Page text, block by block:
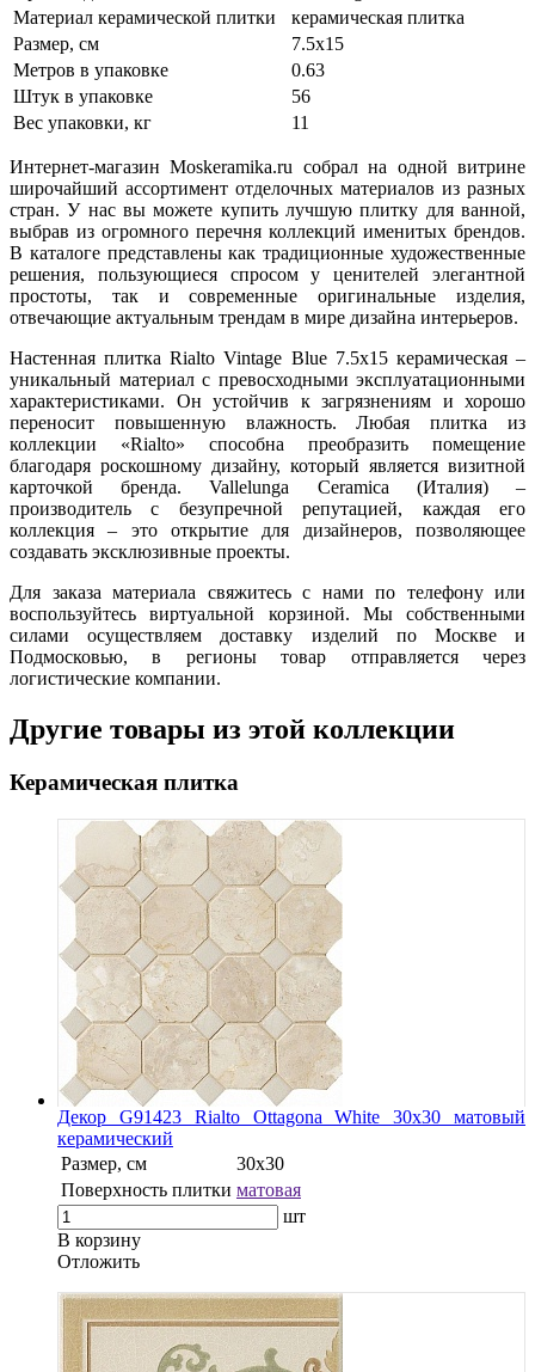
Материал керамической плитки
керамическая плитка
Размер, см
7.5x15
Метров в упаковке
0.63
Штук в упаковке
56
Вес упаковки, кг
11
Интернет-магазин Moskeramika.ru собрал на одной витрине
широчайший ассортимент отделочных материалов из разных
стран. У нас вы можете купить лучшую плитку для ванной,
выбрав из огромного перечня коллекций именитых брендов.
В каталоге представлены как традиционные художественные
решения, пользующиеся спросом у ценителей элегантной
простоты, так и современные оригинальные изделия,
отвечающие актуальным трендам в мире дизайна интерьеров.
Настенная плитка Rialto Vintage Blue 7.5x15 керамическая –
уникальный материал с превосходными эксплуатационными
характеристиками. Он устойчив к загрязнениям и хорошо
переносит повышенную влажность. Любая плитка из
коллекции «Rialto» способна преобразить помещение
благодаря роскошному дизайну, который является визитной
карточкой бренда. Vallelunga Ceramica (Италия) –
производитель с безупречной репутацией, каждая его
коллекция – это открытие для дизайнеров, позволяющее
создавать эксклюзивные проекты.
Для заказа материала свяжитесь с нами по телефону или
воспользуйтесь виртуальной корзиной. Мы собственными
силами осуществляем доставку изделий по Москве и
Подмосковью, в регионы товар отправляется через
логистические компании.
Другие товары из этой коллекции
Керамическая плитка
Декор G91423 Rialto Ottagona White 30х30 матовый
керамический
Размер, см
30x30
Поверхность плитки матовая
шт
В корзину
Oтложить